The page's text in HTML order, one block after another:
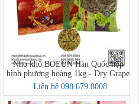
Nho khô BOEUN Hàn Quốc hộp
hình phượng hoàng 1kg - Dry Grape
(건청포도)
Liên hệ 098.679.8008